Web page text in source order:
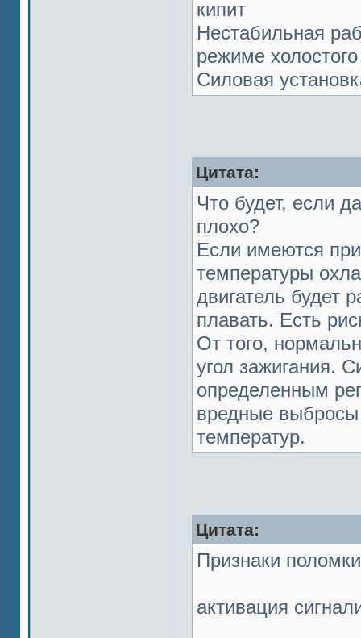
кипит
Нестабильная
режиме
Силовая
Цитата:
Что будет, если
плохо?
Если имеются
температуры
двигатель будет
плавать. Есть
От того,
угол зажигания.
определенным
вредные выбросы
температур.
Цитата:
Признаки
активация